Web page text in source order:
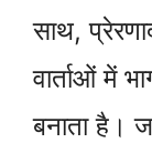
साथ,
वार्ताओं में
बनाता है।